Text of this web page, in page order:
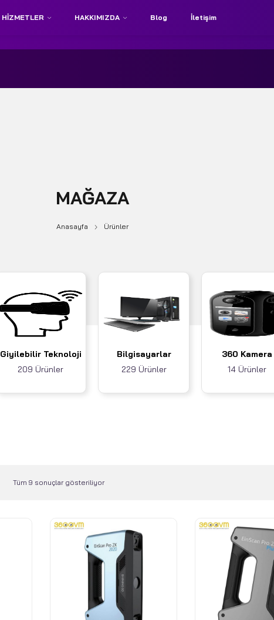
HIZMETLER HAKKIMIZDA Blog İletişim
MAĞAZA
Anasayfa Ürünler
Giyilebilir Teknoloji
209 Ürünler
Bilgisayarlar
229 Ürünler
360 Kamera
14 Ürünler
Tüm 9 sonuçlar gösteriliyor